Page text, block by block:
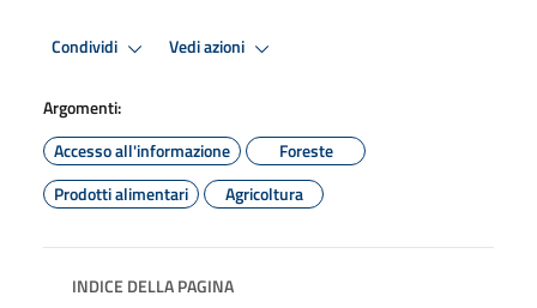
Condividi Vedi azioni
Argomenti:
Accesso all'informazione
Foreste
Prodotti alimentari
Agricoltura
INDICE DELLA PAGINA